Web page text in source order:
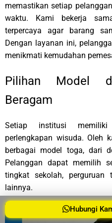
Hubungi
memastikan setiap
waktu. Kami bekerja
terpercaya agar barang
Dengan layanan ini,
menikmati kemudahan
Pilihan Model
Beragam
Setiap institusi
perlengkapan wisuda. Oleh
berbagai model toga, dari
Pelanggan dapat memilih
tingkat sekolah, perguruan
lainnya.